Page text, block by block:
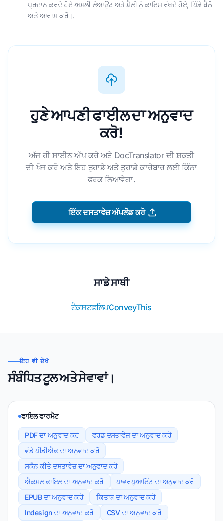
ਪ੍ਰਦਾਨ ਕਰਦੇ ਹੋਏ ਅਸਲੀ ਲੇਆਉਟ ਅਤੇ ਸ਼ੈਲੀ ਨੂੰ ਕਾਇਮ ਰੱਖਦੇ ਹੋਏ, ਪਿੱਛੇ ਬੈਠੋ
ਅਤੇ ਆਰਾਮ ਕਰੋ।.
ਹੁਣੇ ਆਪਣੀ ਫਾਈਲ ਦਾ ਅਨੁਵਾਦ
ਕਰੋ!
ਅੱਜ ਹੀ ਸਾਈਨ ਅੱਪ ਕਰੋ ਅਤੇ DocTranslator ਦੀ ਸ਼ਕਤੀ
ਦੀ ਖੋਜ ਕਰੋ ਅਤੇ ਇਹ ਤੁਹਾਡੇ ਅਤੇ ਤੁਹਾਡੇ ਕਾਰੋਬਾਰ ਲਈ ਕਿੰਨਾ
ਫਰਕ ਲਿਆਵੇਗਾ.
ਇੱਕ ਦਸਤਾਵੇਜ਼ ਅੱਪਲੋਡ ਕਰੋ
ਸਾਡੇ ਸਾਥੀ
ਟੈਕਸਟਫਲਿਪConveyThis
ਇਹ ਵੀ ਦੇਖੋ
ਸੰਬੰਧਿਤ ਟੂਲ ਅਤੇ ਸੇਵਾਵਾਂ।
ਫਾਇਲ ਫਾਰਮੈਟ
PDF ਦਾ ਅਨੁਵਾਦ ਕਰੋ
ਵਰਡ ਦਸਤਾਵੇਜ਼ ਦਾ ਅਨੁਵਾਦ ਕਰੋ
ਵੱਡੇ ਪੀਡੀਐਫ ਦਾ ਅਨੁਵਾਦ ਕਰੋ
ਸਕੈਨ ਕੀਤੇ ਦਸਤਾਵੇਜ਼ ਦਾ ਅਨੁਵਾਦ ਕਰੋ
ਐਕਸਲ ਫਾਇਲ ਦਾ ਅਨੁਵਾਦ ਕਰੋ
ਪਾਵਰਪੁਆਇੰਟ ਦਾ ਅਨੁਵਾਦ ਕਰੋ
EPUB ਦਾ ਅਨੁਵਾਦ ਕਰੋ
ਕਿਤਾਬ ਦਾ ਅਨੁਵਾਦ ਕਰੋ
Indesign ਦਾ ਅਨੁਵਾਦ ਕਰੋ
CSV ਦਾ ਅਨੁਵਾਦ ਕਰੋ